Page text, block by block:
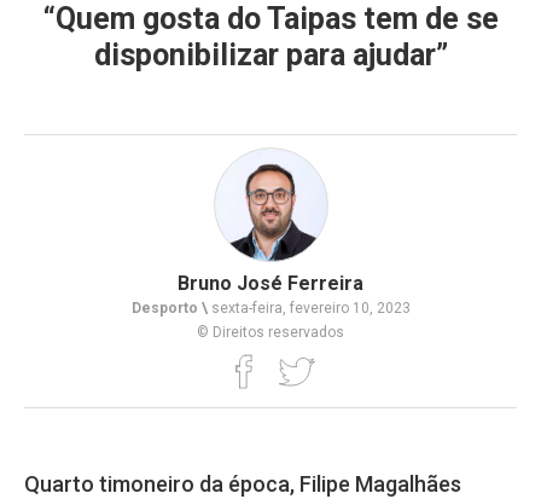
“Quem gosta do Taipas tem de se
disponibilizar para ajudar”
Bruno José Ferreira
Desporto \sexta-feira, fevereiro 10, 2023
© Direitos reservados
Quarto timoneiro da época, Filipe Magalhães